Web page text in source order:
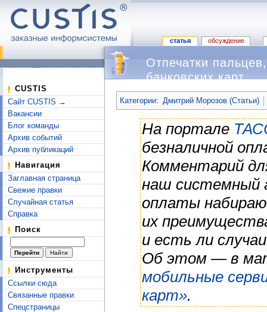
статья обсуждение
CUSTIS
Сайт CUSTIS →
Вакансии
Блог команды
Архив событий
Архив публикаций
Навигация
Заглавная страница
Свежие правки
Случайная статья
Справка
Поиск
Инструменты
Ссылки сюда
Связанные правки
Спецстраницы
Отпечатки
банковских карт
Категории: Дмитрий Морозов (Статьи)
На портале
безналичной
Комментарий
наш системный
оплаты
их
и есть ли
Об этом — в
мобильные
карт».